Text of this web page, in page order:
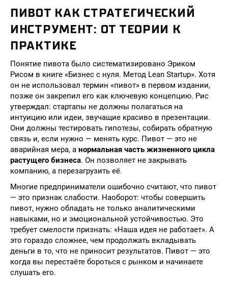
ПИВОТ КАК СТРАТЕГИЧЕСКИЙ
ИНСТРУМЕНТ: ОТ ТЕОРИИ К
ПРАКТИКЕ
Понятие пивота было систематизировано Эриком
Рисом в книге «Бизнес с нуля. Метод Lean Startup». Хотя
он не использовал термин «пивот» в первом издании,
позже он закрепил его как ключевую концепцию. Рис
утверждал: стартапы не должны полагаться на
интуицию или идеи, звучащие красиво в презентации.
Они должны тестировать гипотезы, собирать обратную
связь и, если нужно — менять курс. Пивот — это не
аварийная мера, а нормальная часть жизненного цикла
растущего бизнеса. Он позволяет не закрывать
компанию, а перезагрузить её.
Многие предприниматели ошибочно считают, что пивот
— это признак слабости. Наоборот: чтобы совершить
пивот, нужно обладать не только аналитическими
навыками, но и эмоциональной устойчивостью. Это
требует смелости признать: «Наша идея не работает». А
это гораздо сложнее, чем продолжать вкладывать
деньги в то, что не приносит результатов. Пивот — это
когда вы перестаёте бороться с рынком и начинаете
слушать его.